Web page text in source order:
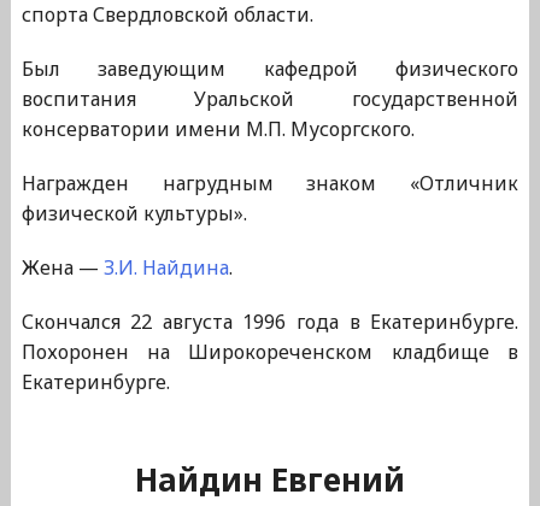
спорта Свердловской области.
Был заведующим кафедрой физического
воспитания Уральской государственной
консерватории имени М.П. Мусоргского.
Награжден нагрудным знаком «Отличник
физической культуры».
Жена — З.И. Найдина.
Скончался 22 августа 1996 года в Екатеринбурге.
Похоронен на Широкореченском кладбище в
Екатеринбурге.
Найдин Евгений